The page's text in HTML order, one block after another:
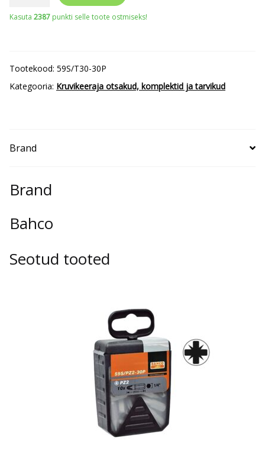
Kasuta 2387 punkti selle toote ostmiseks!
Tootekood: 59S/T30-30P
Kategooria: Kruvikeeraja otsakud, komplektid ja tarvikud
Brand
Brand
Bahco
Seotud tooted